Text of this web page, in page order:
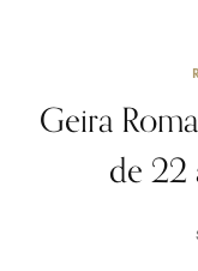
Geira
de 22